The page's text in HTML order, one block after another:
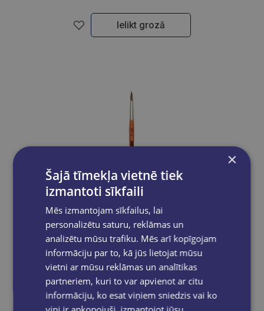
Ielikt grozā
Otiņa Jovi Nr.8, ponija, apaļa
€1.40
×
Šajā tīmekļa vietnē tiek
izmantoti sīkfaili
Mēs izmantojam sīkfailus, lai
personalizētu saturu, reklāmas un
analizētu mūsu trafiku. Mēs arī kopīgojam
informāciju par to, kā jūs lietojat mūsu
vietni ar mūsu reklāmas un analītikas
partneriem, kuri to var apvienot ar citu
informāciju, ko esat viņiem sniedzis vai ko